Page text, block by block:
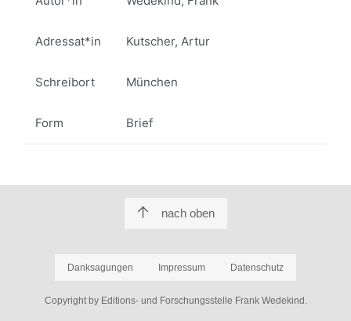
Adressat*in Kutscher, Artur
Schreibort München
Form Brief
nach oben
Danksagungen Impressum Datenschutz
Copyright by Editions- und Forschungsstelle Frank Wedekind.